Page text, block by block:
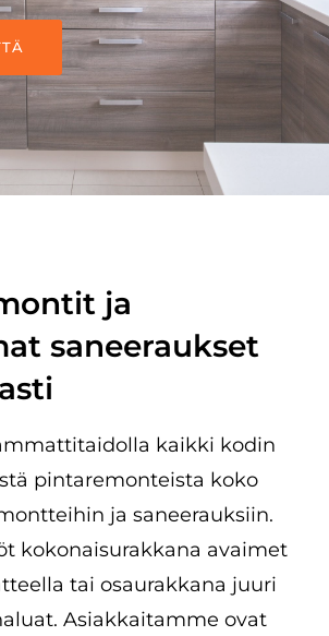
ja
saneeraukset
kaikki kodin
pintaremonteista koko
ja saneerauksiin.
kokonaisurakkana avaimet
tai osaurakkana juuri
Asiakkaitamme ovat